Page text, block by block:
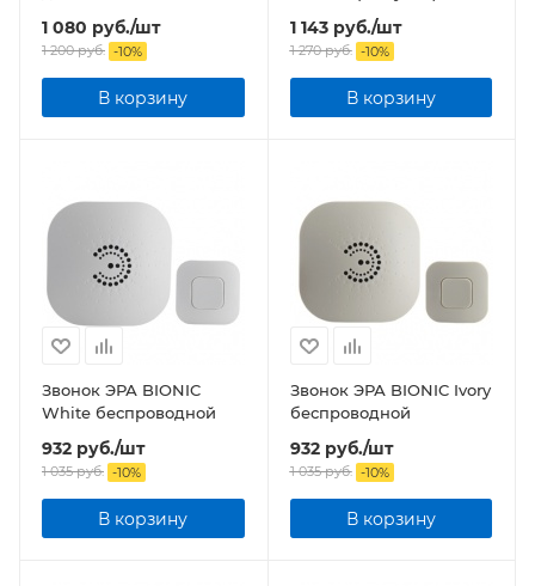
1 080 руб./шт
1 200руб. -10%
В корзину
1 143руб./шт
1 270руб. -10%
В корзину
Звонок ЭРА BIONIC
White беспроводной
932 руб./шт
1 035руб. -10%
В корзину
Звонок ЭРА BIONIC Ivory
беспроводной
932руб./шт
1 035руб. -10%
В корзину